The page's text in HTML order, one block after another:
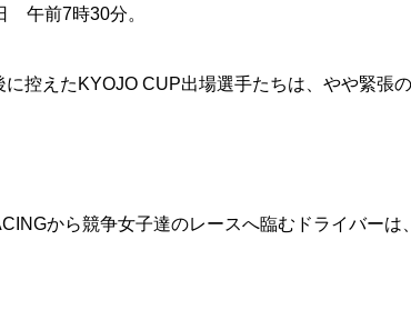
午前7時30分。
控えたKYOJO CUP出場選手たちは、やや緊張
から競争女子達のレースへ臨むドライバーは、